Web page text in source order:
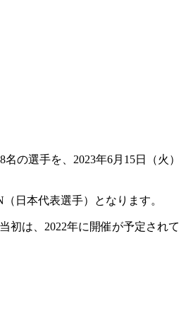
の選手を、2023年6月15日（火）
日本代表選手）となります。
初は、2022年に開催が予定されて